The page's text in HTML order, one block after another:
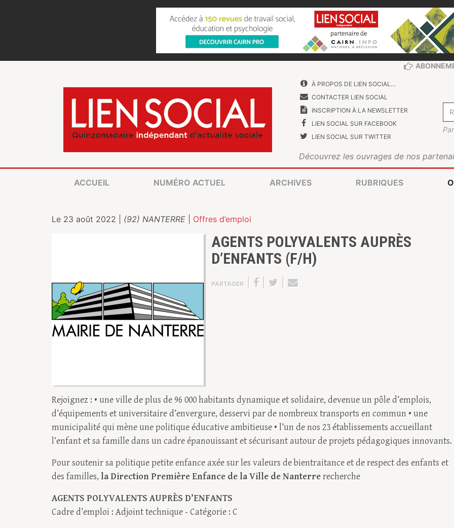
À PROPOS DE LIEN SOCIAL…
CONTACTER LIEN SOCIAL
INSCRIPTION À LA NEWSLETTER
LIEN SOCIAL SUR FACEBOOK
LIEN SOCIAL SUR TWITTER
Découvrez les ouvrages de nos
ACCUEIL NUMÉRO ACTUEL ARCHIVES RUBRIQUES
Le 23 août 2022 | (92) NANTERRE Offres d’emploi
AGENTS POLYVALENTS AUPRÈS
D’ENFANTS (F/H)
PARTAGER
Rejoignez : • une ville de plus de 96 000 habitants dynamique et solidaire, devenue un pôle d’emplois,
d’équipements et universitaire d’envergure, desservi par de nombreux transports en commun • une
municipalité qui mène une politique éducative ambitieuse • l’un de nos 23 établissements accueillant
l’enfant et sa famille dans un cadre épanouissant et sécurisant autour de projets pédagogiques innovants.
Pour soutenir sa politique petite enfance axée sur les valeurs de bientraitance et de respect des enfants et
des familles, la Direction Première Enfance de la Ville de Nanterrerecherche
AGENTS POLYVALENTS AUPRÈS D’ENFANTS
Cadre d’emploi : Adjoint technique - Catégorie : C